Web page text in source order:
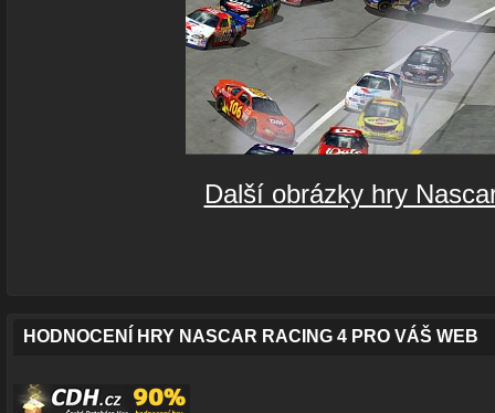
Další obrázky hry
HODNOCENÍ HRY NASCAR RACING 4 PRO VÁŠ WEB